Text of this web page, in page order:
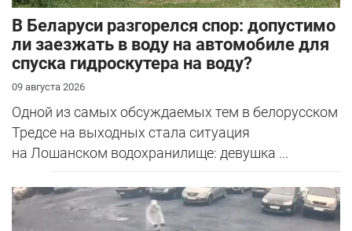
В Беларуси разгорелся спор: допустимо
ли заезжать в воду на автомобиле для
спуска гидроскутера на воду?
09 августа 2026
Одной из самых обсуждаемых тем в белорусском
Тредсе на выходных стала ситуация
на Лошанском водохранилище: девушка ...